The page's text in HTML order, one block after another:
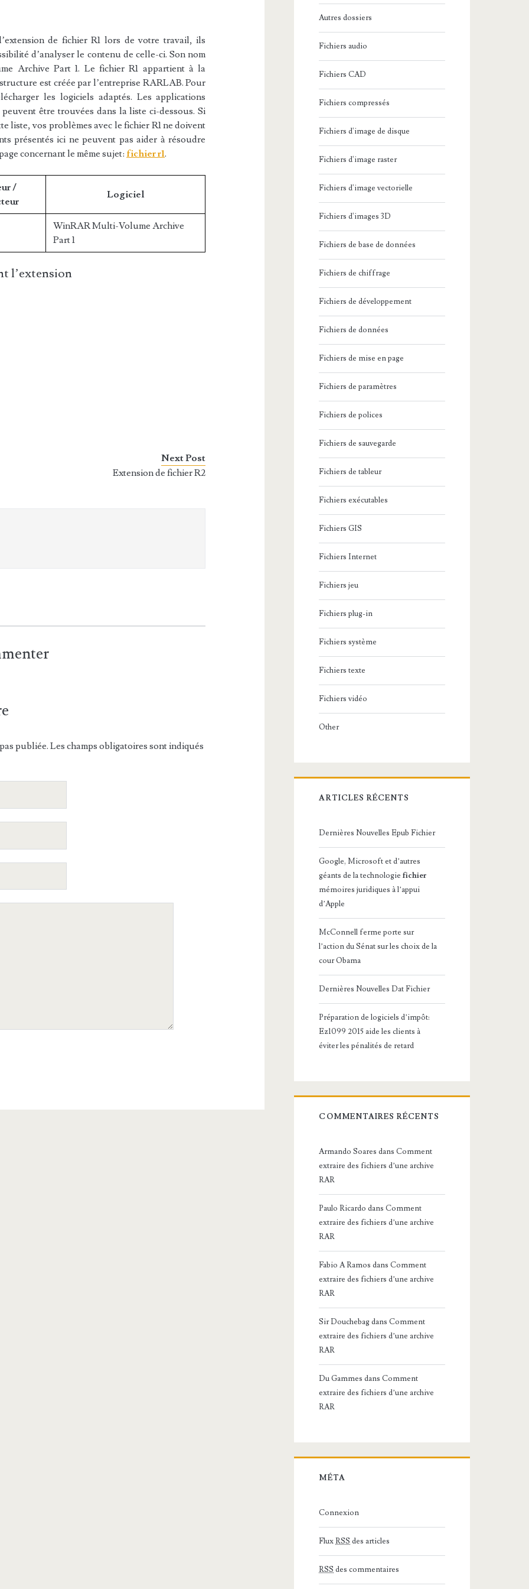
de fichier R1 lors de votre travail, ils
d’analyser le contenu de celle-ci. Son nom
Archive Part 1. Le fichier R1 appartient à la
est créée par l’entreprise RARLAB. Pour
les logiciels adaptés. Les applications
être trouvées dans la liste ci-dessous. Si
liste, vos problèmes avec le fichier R1 ne doivent
présentés ici ne peuvent pas aider à résoudre
concernant le même sujet: fichier r1.
/
Logiciel
WinRAR Multi-Volume Archive
Part 1
l’extension
Next Post
Extension de fichier R2
publiée. Les champs obligatoires sont indiqués
Autres dossiers
Fichiers audio
Fichiers CAD
Fichiers compressés
Fichiers d'image de disque
Fichiers d'image raster
Fichiers d'image vectorielle
Fichiers d'images 3D
Fichiers de base de données
Fichiers de chiffrage
Fichiers de développement
Fichiers de données
Fichiers de mise en page
Fichiers de paramètres
Fichiers de polices
Fichiers de sauvegarde
Fichiers de tableur
Fichiers exécutables
Fichiers GIS
Fichiers Internet
Fichiers jeu
Fichiers plug-in
Fichiers système
Fichiers texte
Fichiers vidéo
Other
ARTICLES RÉCENTS
Dernières Nouvelles Epub Fichier
Google, Microsoft et d’autres
géants de la technologiefichier
mémoires juridiques à l’appui
d’Apple
McConnell ferme porte sur
l’action du Sénat sur les choix de la
cour Obama
Dernières Nouvelles Dat Fichier
Préparation de logiciels d’impôt:
Ez1099 2015 aide les clients à
éviter les pénalités de retard
COMMENTAIRES RÉCENTS
Armando Soares dansComment
extraire des fichiers d’une archive
RAR
Paulo Ricardo dansComment
extraire des fichiers d’une archive
RAR
Fabio A Ramos dansComment
extraire des fichiers d’une archive
RAR
Sir DouchebagdansComment
extraire des fichiers d’une archive
RAR
Du Gammes dansComment
extraire des fichiers d’une archive
RAR
MÉTA
Connexion
FluxRSS des articles
RSS des commentaires